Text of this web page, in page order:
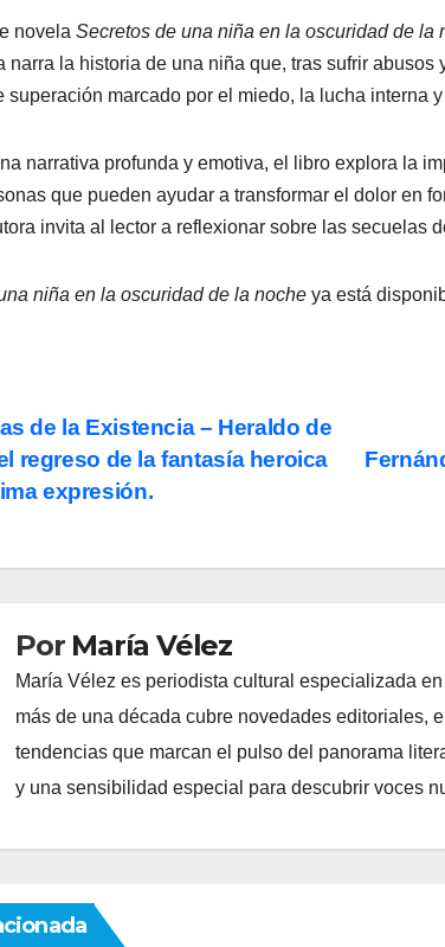
novela Secretos de una niña en la oscuridad de la
narra la historia de una niña que, tras sufrir
superación marcado por el miedo, la lucha interna
narrativa profunda y emotiva, el libro explora la
que pueden ayudar a transformar el dolor en
invita al lector a reflexionar sobre las secuelas
niña en la oscuridad de la noche ya está
de la Existencia – Heraldo de
regreso de la fantasía heroica
expresión.
Por María Vélez
María Vélez es periodista cultural especializada
más de una década cubre novedades editoriales,
tendencias que marcan el pulso del panorama
y una sensibilidad especial para descubrir voces